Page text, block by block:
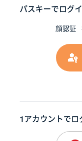
パスキーでログ
顔認証
1アカウントでロ